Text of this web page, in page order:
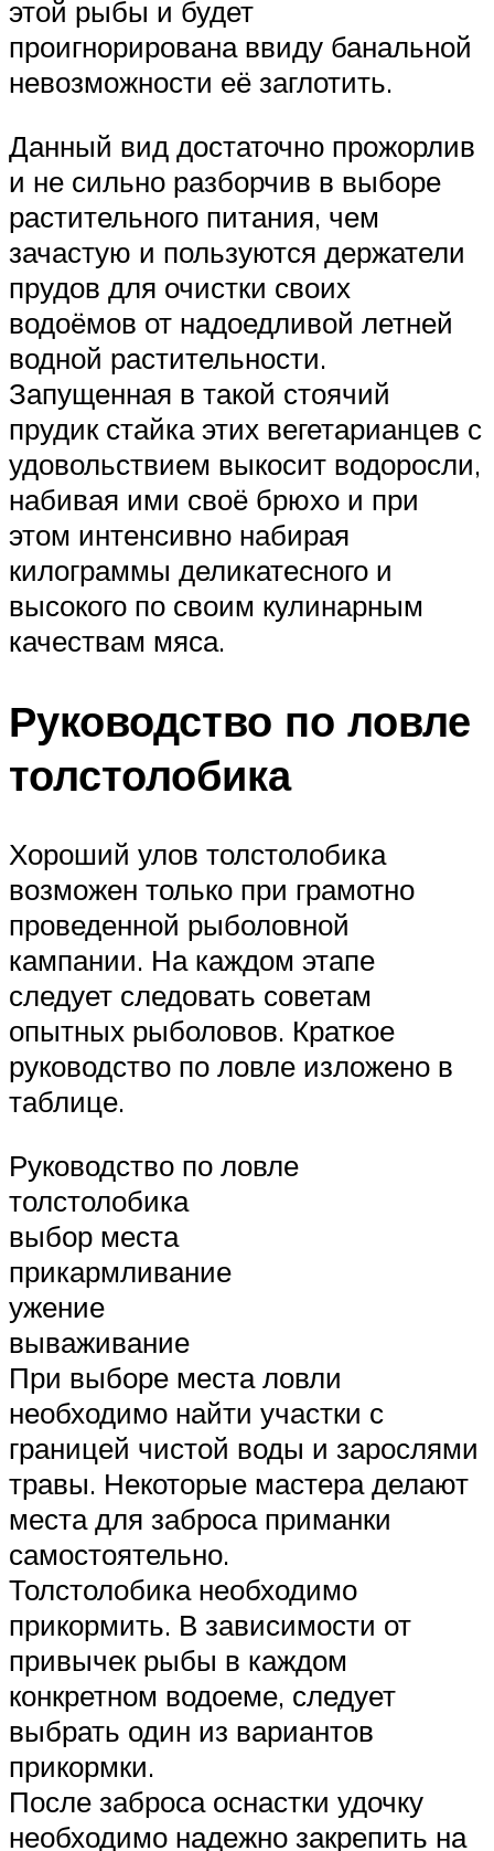
этой рыбы и будет
проигнорирована ввиду банальной
невозможности её заглотить.
Данный вид достаточно прожорлив
и не сильно разборчив в выборе
растительного питания, чем
зачастую и пользуются держатели
прудов для очистки своих
водоёмов от надоедливой летней
водной растительности.
Запущенная в такой стоячий
прудик стайка этих вегетарианцев с
удовольствием выкосит водоросли,
набивая ими своё брюхо и при
этом интенсивно набирая
килограммы деликатесного и
высокого по своим кулинарным
качествам мяса.
Руководство по ловле
толстолобика
Хороший улов толстолобика
возможен только при грамотно
проведенной рыболовной
кампании. На каждом этапе
следует следовать советам
опытных рыболовов. Краткое
руководство по ловле изложено в
таблице.
Руководство по ловле
толстолобика
выбор места
прикармливание
ужение
вываживание
При выборе места ловли
необходимо найти участки с
границей чистой воды и зарослями
травы. Некоторые мастера делают
места для заброса приманки
самостоятельно.
Толстолобика необходимо
прикормить. В зависимости от
привычек рыбы в каждом
конкретном водоеме, следует
выбрать один из вариантов
прикормки.
После заброса оснастки удочку
необходимо надежно закрепить на